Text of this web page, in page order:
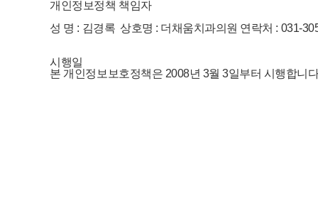
                    개인정보정책 책임자
성 명 : 김경록  상호명 : 더채움치과의원 연락처 : 031-
                    시행일
본 개인정보보호정책은 2008년 3월 3일부터 시행합니